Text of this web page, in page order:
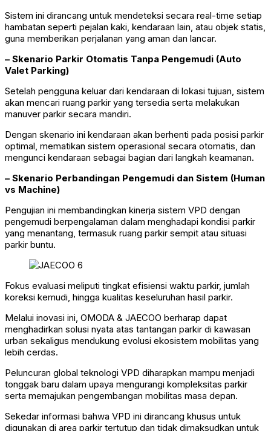
Sistem ini dirancang untuk mendeteksi secara real-time setiap
hambatan seperti pejalan kaki, kendaraan lain, atau objek statis,
guna memberikan perjalanan yang aman dan lancar.
– Skenario Parkir Otomatis Tanpa Pengemudi (Auto
Valet Parking)
Setelah pengguna keluar dari kendaraan di lokasi tujuan, sistem
akan mencari ruang parkir yang tersedia serta melakukan
manuver parkir secara mandiri.
Dengan skenario ini kendaraan akan berhenti pada posisi parkir
optimal, mematikan sistem operasional secara otomatis, dan
mengunci kendaraan sebagai bagian dari langkah keamanan.
– Skenario Perbandingan Pengemudi dan Sistem (Human
vs Machine)
Pengujian ini membandingkan kinerja sistem VPD dengan
pengemudi berpengalaman dalam menghadapi kondisi parkir
yang menantang, termasuk ruang parkir sempit atau situasi
parkir buntu.
Fokus evaluasi meliputi tingkat efisiensi waktu parkir, jumlah
koreksi kemudi, hingga kualitas keseluruhan hasil parkir.
Melalui inovasi ini, OMODA & JAECOO berharap dapat
menghadirkan solusi nyata atas tantangan parkir di kawasan
urban sekaligus mendukung evolusi ekosistem mobilitas yang
lebih cerdas.
Peluncuran global teknologi VPD diharapkan mampu menjadi
tonggak baru dalam upaya mengurangi kompleksitas parkir
serta memajukan pengembangan mobilitas masa depan.
Sekedar informasi bahwa VPD ini dirancang khusus untuk
digunakan di area parkir tertutup dan tidak dimaksudkan untuk